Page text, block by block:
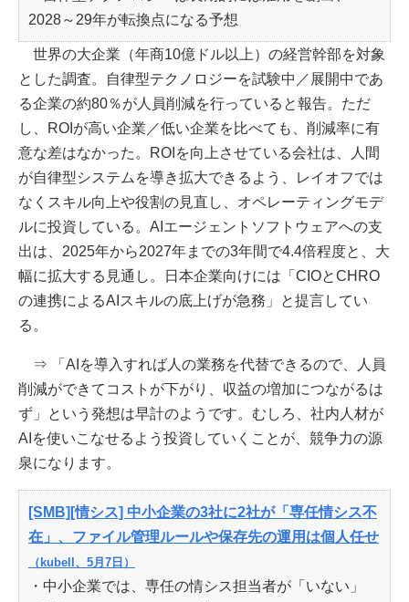
2028～29年が転換点になる予想
世界の大企業（年商10億ドル以上）の経営幹部を対象
とした調査。自律型テクノロジーを試験中／展開中であ
る企業の約80％が人員削減を行っていると報告。ただ
し、ROIが高い企業／低い企業を比べても、削減率に有
意な差はなかった。ROIを向上させている会社は、人間
が自律型システムを導き拡大できるよう、レイオフでは
なくスキル向上や役割の見直し、オペレーティングモデ
ルに投資している。AIエージェントソフトウェアへの支
出は、2025年から2027年までの3年間で4.4倍程度と、大
幅に拡大する見通し。日本企業向けには「CIOとCHRO
の連携によるAIスキルの底上げが急務」と提言してい
る。
⇒ 「AIを導入すれば人の業務を代替できるので、人員
削減ができてコストが下がり、収益の増加につながるは
ず」という発想は早計のようです。むしろ、社内人材が
AIを使いこなせるよう投資していくことが、競争力の源
泉になります。
[SMB][情シス] 中小企業の3社に2社が「専任情シス不
在」、ファイル管理ルールや保存先の運用は個人任せ
（kubell、5月7日）
・中小企業では、専任の情シス担当者が「いない」